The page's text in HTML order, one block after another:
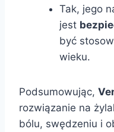
Tak, jego
jest
być
wieku.
Podsumowując,
rozwiązanie na
bólu, swędzeniu i